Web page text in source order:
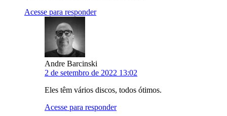
Acesse para responder
Andre Barcinski
2 de setembro de 2022 13:02
Eles têm vários discos, todos ótimos.
Acesse para responder